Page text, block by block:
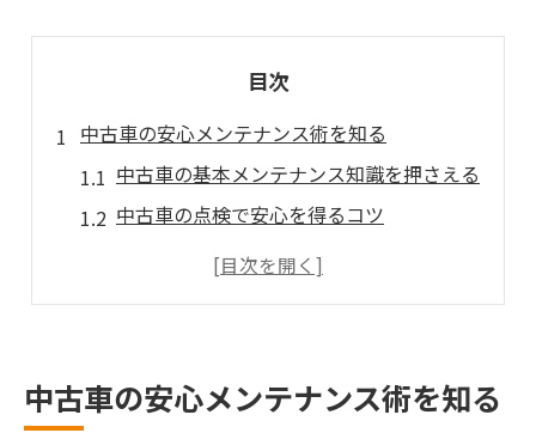
目次
中古車の安心メンテナンス術を知る
中古車の基本メンテナンス知識を押さえる
中古車の点検で安心を得るコツ
中古車メンテナンスにおすすめの方法
腹赤で選ぶ中古車整備のポイント
中古車整備工場選びの重要チェック項目
中古車の安心メンテナンス術を知る